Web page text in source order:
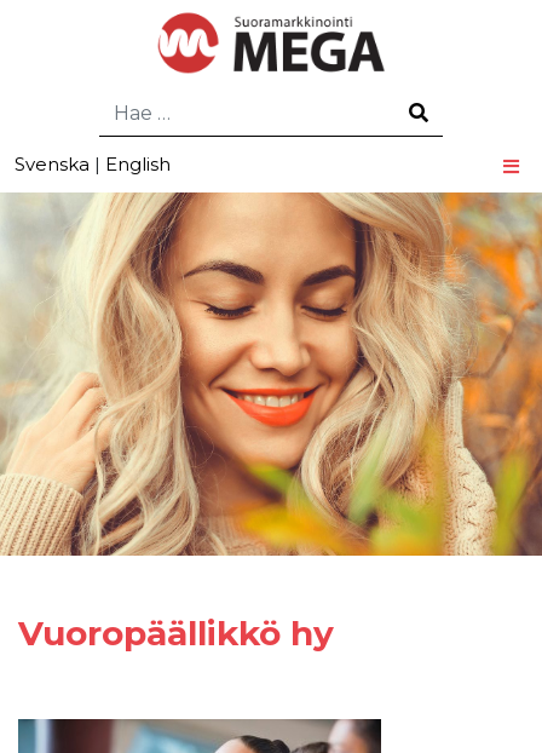
Hae
Svenska | English
Vuoropäällikkö hy